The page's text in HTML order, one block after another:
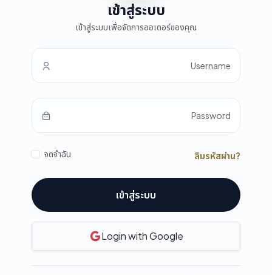
เข้าสู่ระบบ
เข้าสู่ระบบเพื่อจัดการออเดอร์ของคุณ
Username
Password
จดจำฉัน ลืมรหัสผ่าน?
เข้าสู่ระบบ
Login with Google